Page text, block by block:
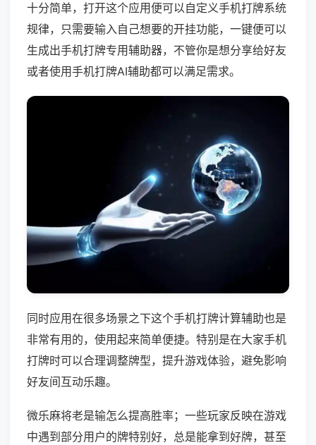
十分简单，打开这个应用便可以自定义手机打牌系统
规律，只需要输入自己想要的开挂功能，一键便可以
生成出手机打牌专用辅助器，不管你是想分享给好友
或者使用手机打牌AI辅助都可以满足需求。
同时应用在很多场景之下这个手机打牌计算辅助也是
非常有用的，使用起来简单便捷。特别是在大家手机
打牌时可以合理调整牌型，提升游戏体验，避免影响
好友间互动乐趣。
微乐麻将老是输怎么提高胜率；一些玩家反映在游戏
中遇到部分用户的牌特别好，总是能拿到好牌，甚至